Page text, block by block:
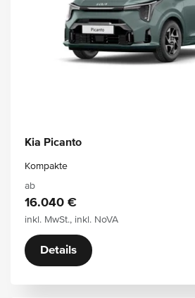
Kia Picanto
Kompakte
ab
16.040 €
inkl. MwSt., inkl. NoVA
Details